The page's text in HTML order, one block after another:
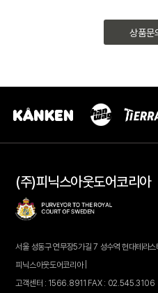
상품문
(주)피닉스아웃도어코리아
서울 성동구 연무장5가길 7 성수역 현대테라
피닉스아웃도어코리아 |
고객센터 : 1566.8911 FAX : 02.545.3106